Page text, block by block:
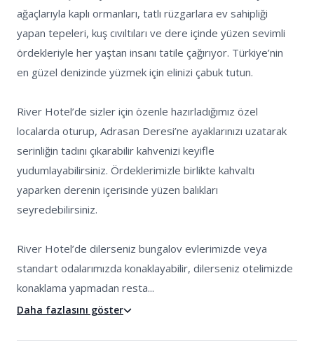
ağaçlarıyla kaplı ormanları, tatlı rüzgarlara ev sahipliği
yapan tepeleri, kuş cıvıltıları ve dere içinde yüzen sevimli
ördekleriyle her yaştan insanı tatile çağırıyor. Türkiye’nin
en güzel denizinde yüzmek için elinizi çabuk tutun.
River Hotel’de sizler için özenle hazırladığımız özel
localarda oturup, Adrasan Deresi’ne ayaklarınızı uzatarak
serinliğin tadını çıkarabilir kahvenizi keyifle
yudumlayabilirsiniz. Ördeklerimizle birlikte kahvaltı
yaparken derenin içerisinde yüzen balıkları
seyredebilirsiniz.
River Hotel’de dilerseniz bungalov evlerimizde veya
standart odalarımızda konaklayabilir, dilerseniz otelimizde
konaklama yapmadan resta...
Daha fazlasını göster